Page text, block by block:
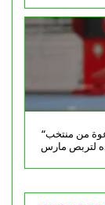
“أكسيل مايي “مهاجم شباب قسنطينة يتلقى دعوة من منتخب
لتربص مارس